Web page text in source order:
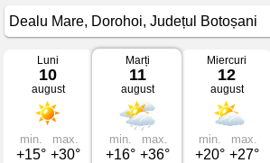
Vremea
Dealu
Mare
mâine
Dorohoi,
Județul
Botoșani
Luni
10
august
min.
+15°
max.
+30°
Marți
11
august
min.
+16°
max.
+36°
Miercuri
12
august
min.
+20°
max.
+27°